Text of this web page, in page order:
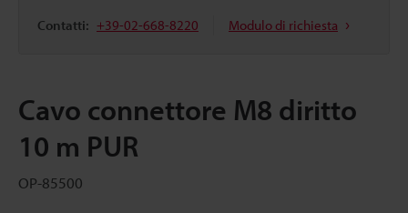
Contatti: +39-02-668-8220 Modulo di richiesta
Cavo connettore M8 diritto
10 m PUR
OP-85500